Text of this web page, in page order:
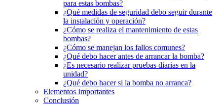
para estas bombas?
¿Qué medidas de seguridad debo seguir durante
la instalación y operación?
¿Cómo se realiza el mantenimiento de estas
bombas?
¿Cómo se manejan los fallos comunes?
¿Qué debo hacer antes de arrancar la bomba?
¿Es necesario realizar pruebas diarias en la
unidad?
¿Qué debo hacer si la bomba no arranca?
Elementos Importantes
Conclusión